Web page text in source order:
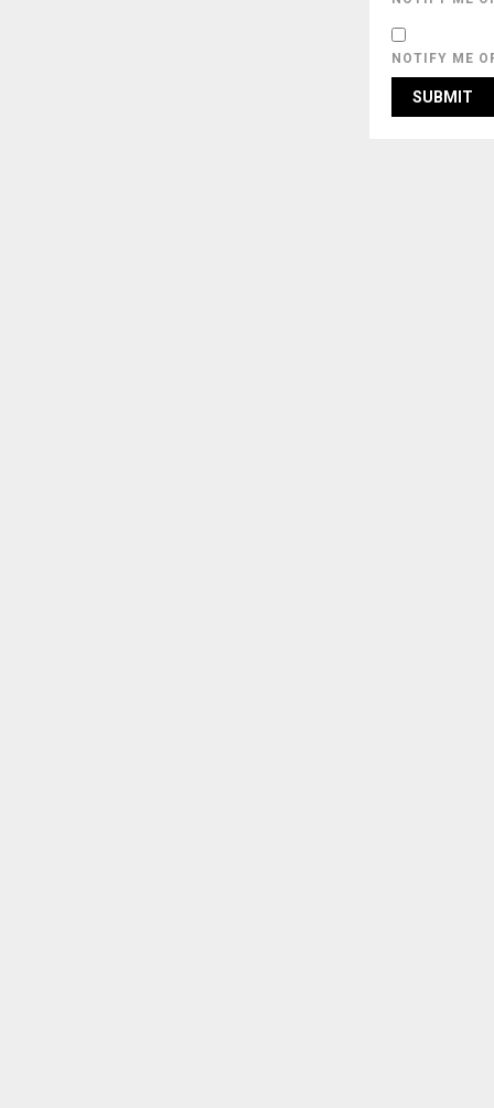
NOTIFY ME